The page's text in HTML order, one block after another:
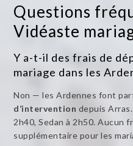
Questions
Vidéaste
Y a-t-il des frais de
mariage dans les
Non — les Ardennes font
d’intervention depuis
2h40, Sedan à 2h50. Aucun
supplémentaire pour les